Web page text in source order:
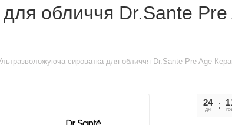
обличчя Dr.Sante
сироватка для обличчя Dr.Sante Pre Age
24
дн